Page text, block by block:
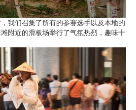
我们召集了所有的参赛选手以及本地的
附近的滑板场举行了气氛热烈，趣味十